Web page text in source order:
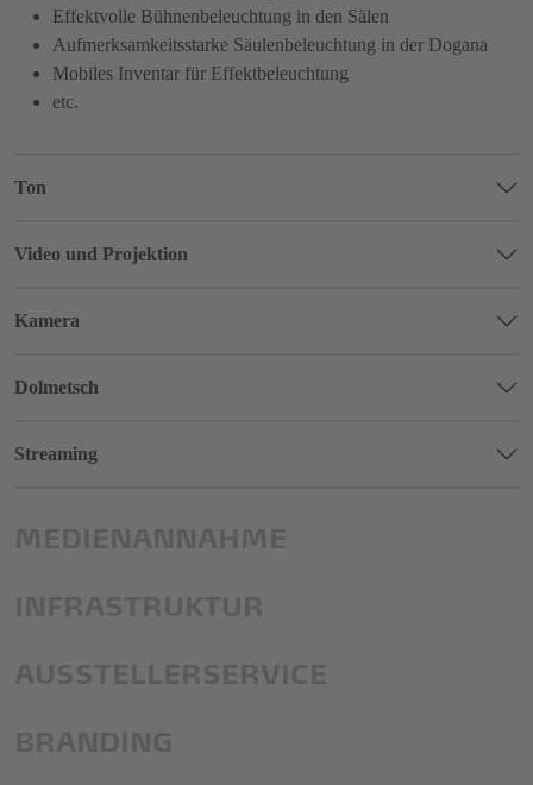
Effektvolle Bühnenbeleuchtung in den Sälen
Aufmerksamkeitsstarke Säulenbeleuchtung in der Dogana
Mobiles Inventar für Effektbeleuchtung
etc.
Ton
Video und Projektion
Kamera
Dolmetsch
Streaming